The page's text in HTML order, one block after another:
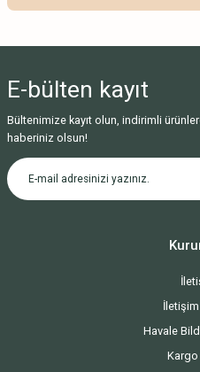
Bu ürüne ilk
E-bülten kayıt
Bültenimize kayıt olun, indirimli
haberiniz olsun!
Havale
Kargo